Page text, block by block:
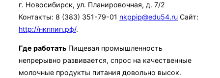
г. Новосибирск, ул. Планировочная, д. 7/2
Контакты: 8 (383) 351-79-01 nkppip@edu54.ru Сайт:
http://нкппип.рф/.
Где работать Пищевая промышленность
непрерывно развивается, спрос на качественные
молочные продукты питания довольно высок.